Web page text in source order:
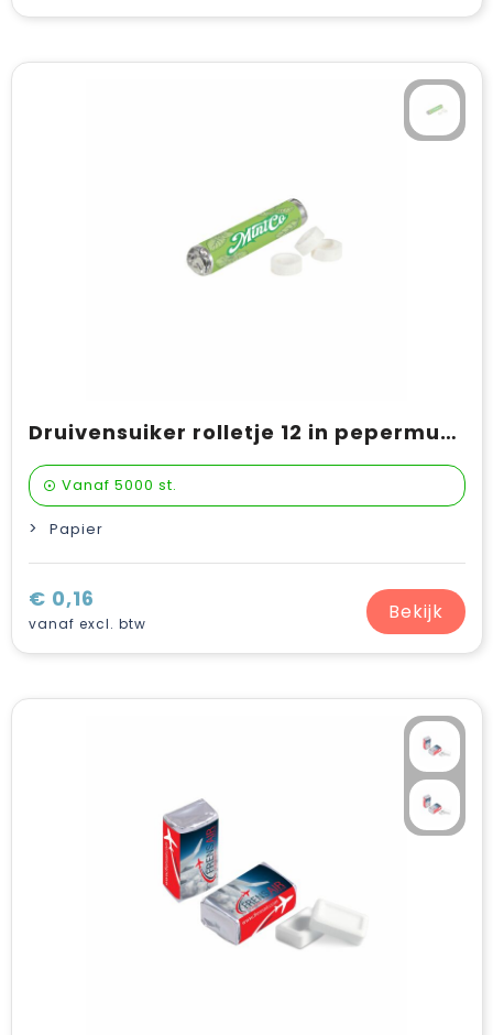
Druivensuiker rolletje 12 in pepermuntsmaak
Vanaf 5000 st.
Papier
€ 0,16
vanaf excl. btw Bekijk